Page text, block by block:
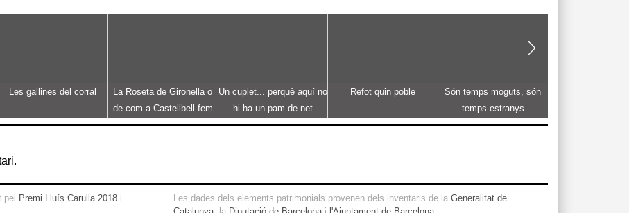
Les gallines del corral
La Roseta de Gironella o
de com a Castellbell fem
borbons a la graella
Un cuplet... perquè aquí no
hi ha un pam de net
Refot quin poble
Són temps moguts, són
temps estranys
pel Premi Lluís Carulla 2018 i
Les dades dels elements patrimonials provenen dels inventaris de la Generalitat de